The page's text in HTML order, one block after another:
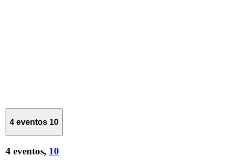
4 eventos 10
4 eventos, 10